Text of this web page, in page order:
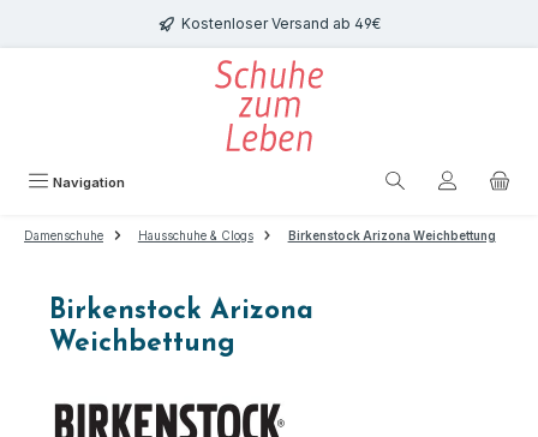
Zum Hauptinhalt springen Kostenloser Versand ab 49€
Navigation
Damenschuhe Hausschuhe & Clogs Birkenstock Arizona Weichbettung
Birkenstock Arizona
Weichbettung